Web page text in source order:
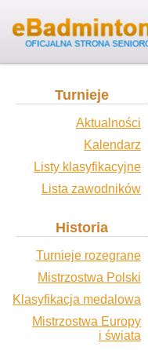
Turnieje
Aktualności
Kalendarz
Listy klasyfikacyjne
Lista zawodników
Historia
Turnieje rozegrane
Mistrzostwa Polski
Klasyfikacja medalowa
Mistrzostwa Europy
i świata